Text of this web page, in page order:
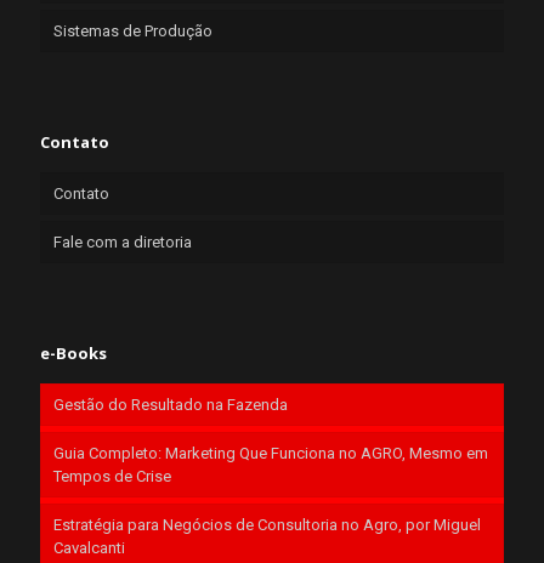
Sistemas de Produção
Contato
Contato
Fale com a diretoria
e-Books
Gestão do Resultado na Fazenda
Guia Completo: Marketing Que Funciona no AGRO, Mesmo em
Tempos de Crise
Estratégia para Negócios de Consultoria no Agro, por Miguel
Cavalcanti